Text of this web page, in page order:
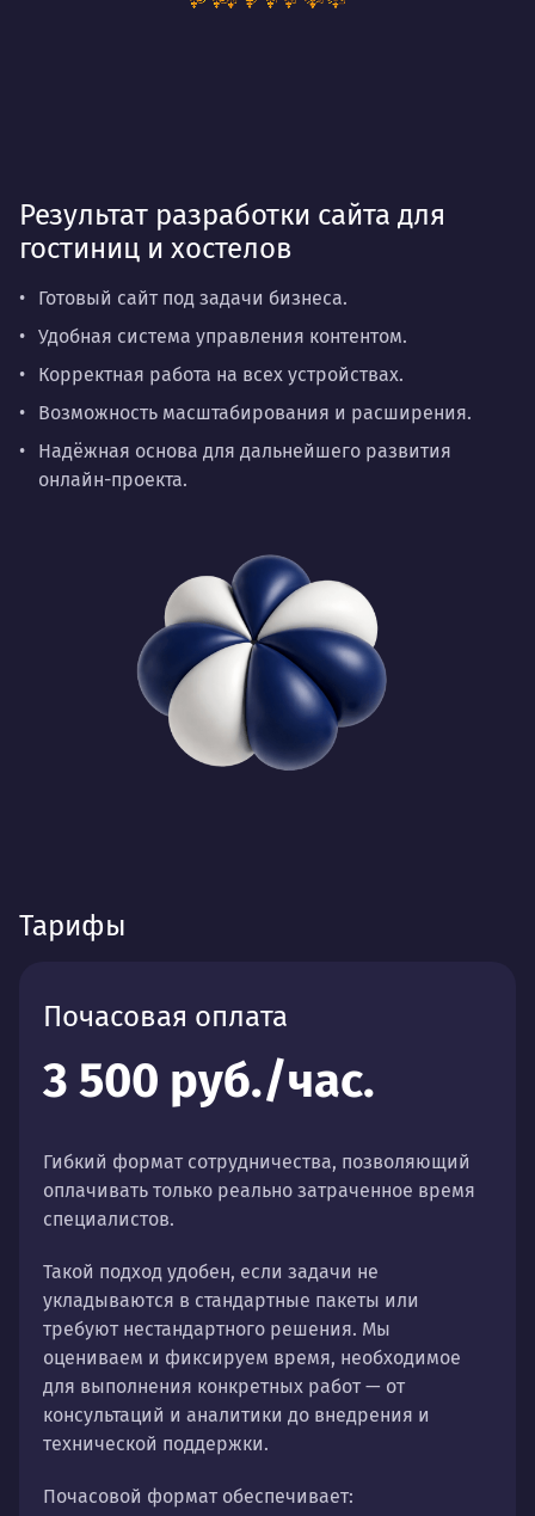
Результат разработки сайта для
гостиниц и хостелов
Готовый сайт под задачи бизнеса.
Удобная система управления контентом.
Корректная работа на всех устройствах.
Возможность масштабирования и расширения.
Надёжная основа для дальнейшего развития
онлайн-проекта.
Тарифы
Почасовая оплата
3 500 руб./час.
Гибкий формат сотрудничества, позволяющий
оплачивать только реально затраченное время
специалистов.
Такой подход удобен, если задачи не
укладываются в стандартные пакеты или
требуют нестандартного решения. Мы
оцениваем и фиксируем время, необходимое
для выполнения конкретных работ — от
консультаций и аналитики до внедрения и
технической поддержки.
Почасовой формат обеспечивает: